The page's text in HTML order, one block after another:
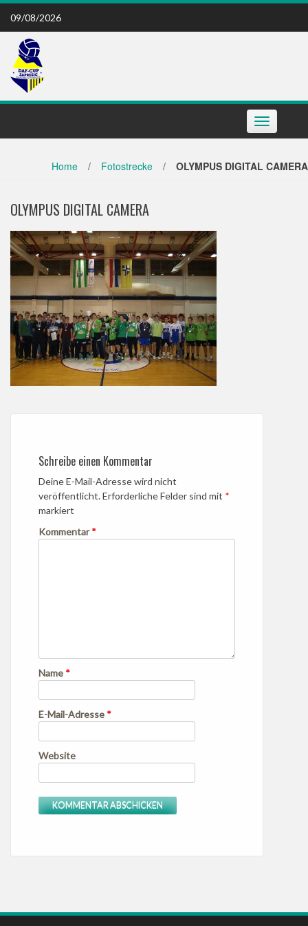
Skip
content
09/08/2026
Toggle
navigation
Home / Fotostrecke / OLYMPUS DIGITAL CAMERA
OLYMPUS DIGITAL CAMERA
Schreibe einen Kommentar
Deine E-Mail-Adresse wird nicht
veröffentlicht.Erforderliche Felder sind mit *
markiert
Kommentar*
Name *
E-Mail-Adresse *
Website